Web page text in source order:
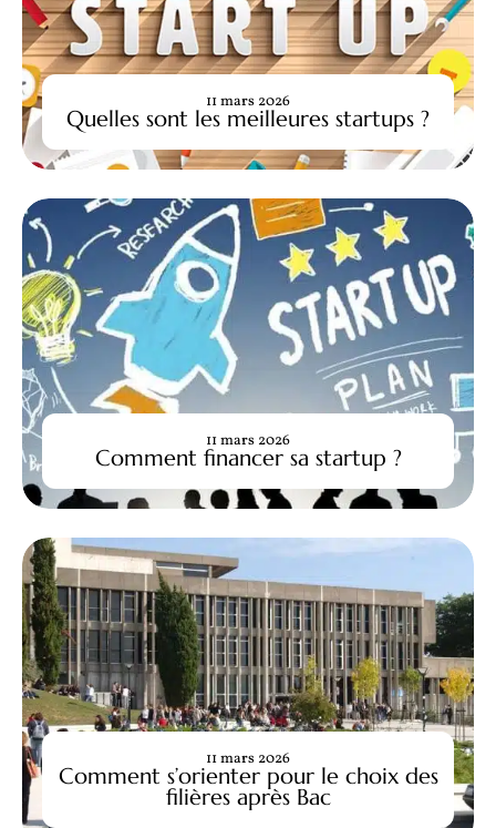
Quelles sont les meilleures startups ?
11 mars 2026
Comment financer sa startup ?
11 mars 2026
Comment s’orienter pour le choix des
filières après Bac
11 mars 2026